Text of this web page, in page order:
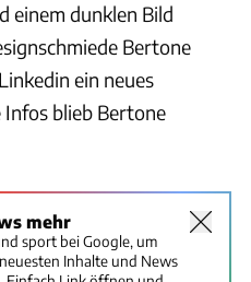
einem dunklen Bild
Bertone
ein neues
Infos blieb Bertone
mehr
sport bei Google, um
Inhalte und News